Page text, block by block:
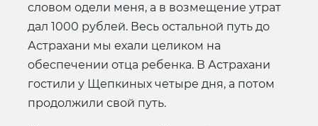
словом одели меня, а в возмещение утрат
дал 1000 рублей. Весь остальной путь до
Астрахани мы ехали целиком на
обеспечении отца ребенка. В Астрахани
гостили у Щепкиных четыре дня, а потом
продолжили свой путь.